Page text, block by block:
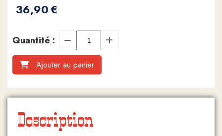
36,90€
Quantité :
Ajouter au panier
Description